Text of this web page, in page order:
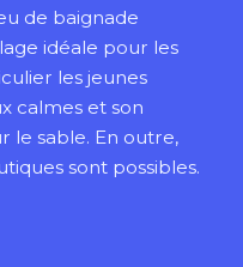
de baignade
idéale pour les
les jeunes
calmes et son
le sable. En outre,
sont possibles.